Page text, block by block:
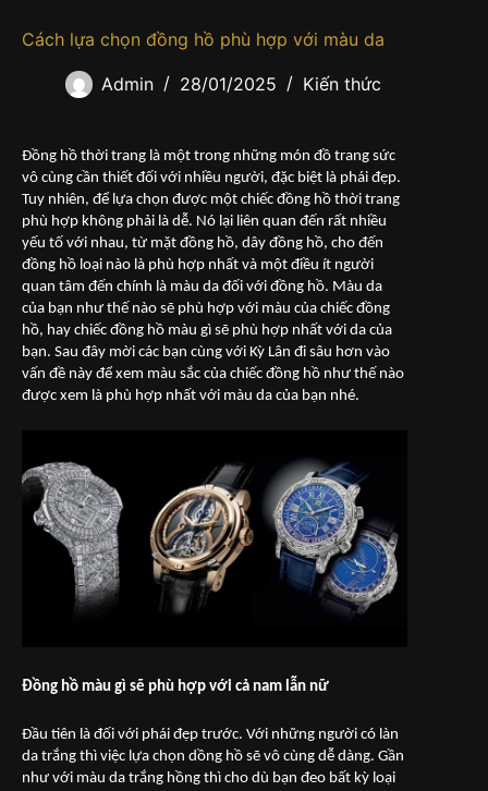
Cách lựa chọn đồng hồ phù hợp với màu da
Admin 28/01/2025 Kiến thức
Đồng hồ thời trang là một trong những món đồ trang sức
vô cùng cần thiết đối với nhiều người, đặc biệt là phái đẹp.
Tuy nhiên, để lựa chọn được một chiếc đồng hồ thời trang
phù hợp không phải là dễ. Nó lại liên quan đến rất nhiều
yếu tố với nhau, từ mặt đồng hồ, dây đồng hồ, cho đến
đồng hồ loại nào là phù hợp nhất và một điều ít người
quan tâm đến chính là màu da đối với đồng hồ. Màu da
của bạn như thế nào sẽ phù hợp với màu của chiếc đồng
hồ, hay chiếc đồng hồ màu gì sẽ phù hợp nhất với da của
bạn. Sau đây mời các bạn cùng với Kỳ Lân đi sâu hơn vào
vấn đề này để xem màu sắc của chiếc đồng hồ như thế nào
được xem là phù hợp nhất với màu da của bạn nhé.
Đồng hồ màu gì sẽ phù hợp với cả nam lẫn nữ
Đầu tiên là đối với phái đẹp trước. Với những người có làn
da trắng thì việc lựa chọn dồng hồ sẽ vô cùng dễ dàng. Gần
như với màu da trắng hồng thì cho dù bạn đeo bất kỳ loại